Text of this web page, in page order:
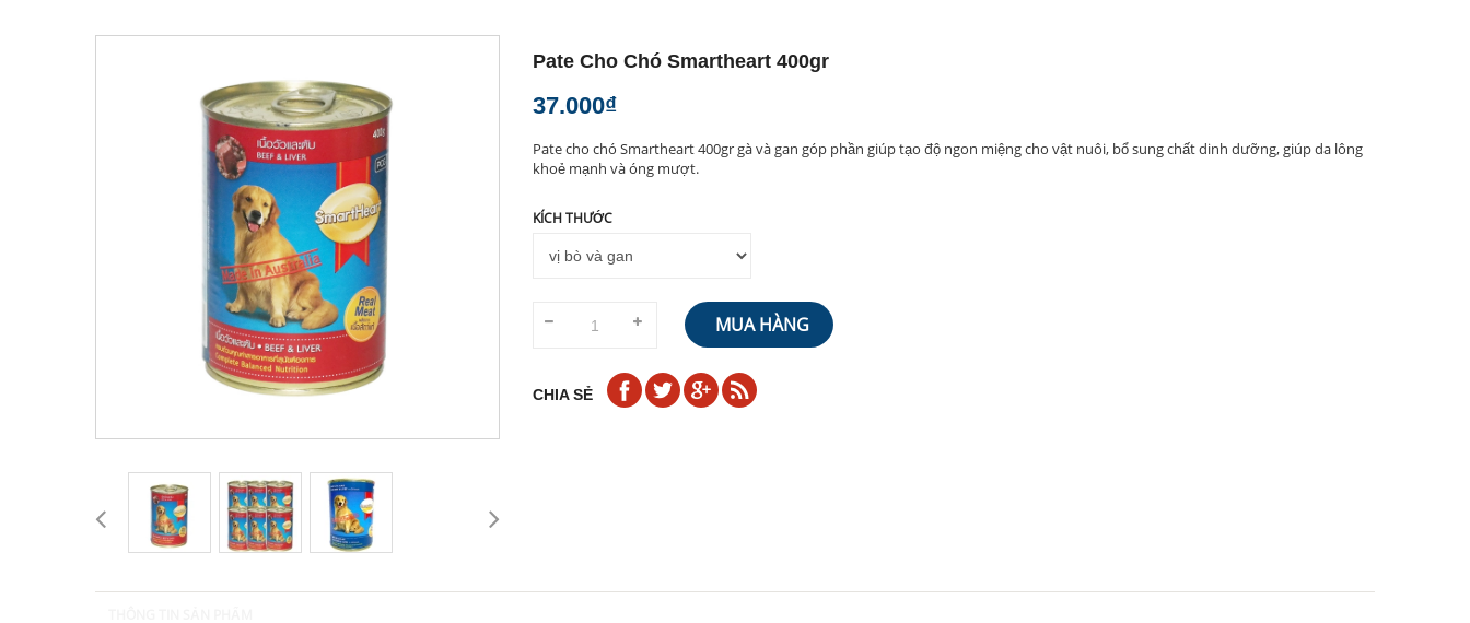
Pate Cho Chó Smartheart 400gr
37.000₫
Pate cho chó Smartheart 400gr gà và gan góp phần giúp tạo độ ngon miệng cho vật nuôi, bổ sung chất dinh dưỡng, giúp da lông
khoẻ mạnh và óng mượt.
KÍCH THƯỚC
MUA HÀNG
CHIA SẺ